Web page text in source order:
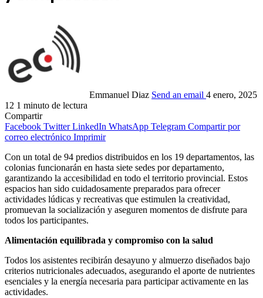
Emmanuel Diaz Send an email 4 enero, 2025
12 1 minuto de lectura
Compartir
Facebook Twitter LinkedIn WhatsApp Telegram Compartir por
correo electrónico Imprimir
Con un total de 94 predios distribuidos en los 19 departamentos, las
colonias funcionarán en hasta siete sedes por departamento,
garantizando la accesibilidad en todo el territorio provincial. Estos
espacios han sido cuidadosamente preparados para ofrecer
actividades lúdicas y recreativas que estimulen la creatividad,
promuevan la socialización y aseguren momentos de disfrute para
todos los participantes.
Alimentación equilibrada y compromiso con la salud
Todos los asistentes recibirán desayuno y almuerzo diseñados bajo
criterios nutricionales adecuados, asegurando el aporte de nutrientes
esenciales y la energía necesaria para participar activamente en las
actividades.